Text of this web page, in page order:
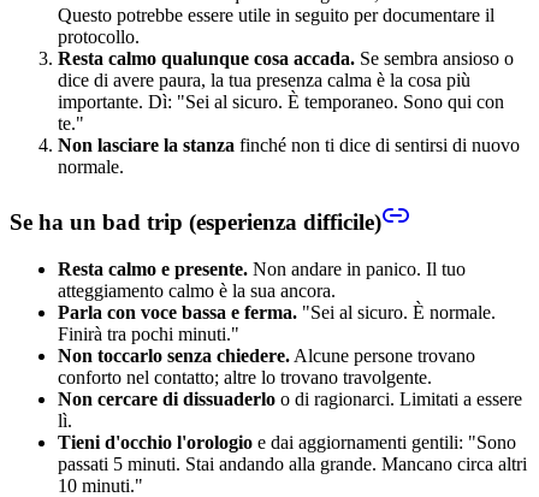
Questo potrebbe essere utile in seguito per documentare il
protocollo.
Resta calmo qualunque cosa accada. Se sembra ansioso o
dice di avere paura, la tua presenza calma è la cosa più
importante. Dì: "Sei al sicuro. È temporaneo. Sono qui con
te."
Non lasciare la stanza finché non ti dice di sentirsi di nuovo
normale.
Se ha un bad trip (esperienza difficile)
Resta calmo e presente. Non andare in panico. Il tuo
atteggiamento calmo è la sua ancora.
Parla con voce bassa e ferma. "Sei al sicuro. È normale.
Finirà tra pochi minuti."
Non toccarlo senza chiedere. Alcune persone trovano
conforto nel contatto; altre lo trovano travolgente.
Non cercare di dissuaderlo o di ragionarci. Limitati a essere
lì.
Tieni d'occhio l'orologio e dai aggiornamenti gentili: "Sono
passati 5 minuti. Stai andando alla grande. Mancano circa altri
10 minuti."